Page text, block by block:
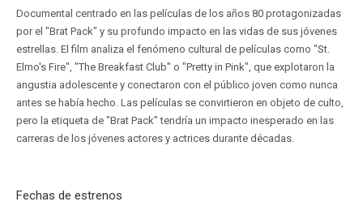
Documental centrado en las películas de los años 80 protagonizadas
por el "Brat Pack" y su profundo impacto en las vidas de sus jóvenes
estrellas. El film analiza el fenómeno cultural de películas como "St.
Elmo's Fire", "The Breakfast Club" o "Pretty in Pink", que explotaron la
angustia adolescente y conectaron con el público joven como nunca
antes se había hecho. Las películas se convirtieron en objeto de culto,
pero la etiqueta de "Brat Pack" tendría un impacto inesperado en las
carreras de los jóvenes actores y actrices durante décadas.
Fechas de estrenos